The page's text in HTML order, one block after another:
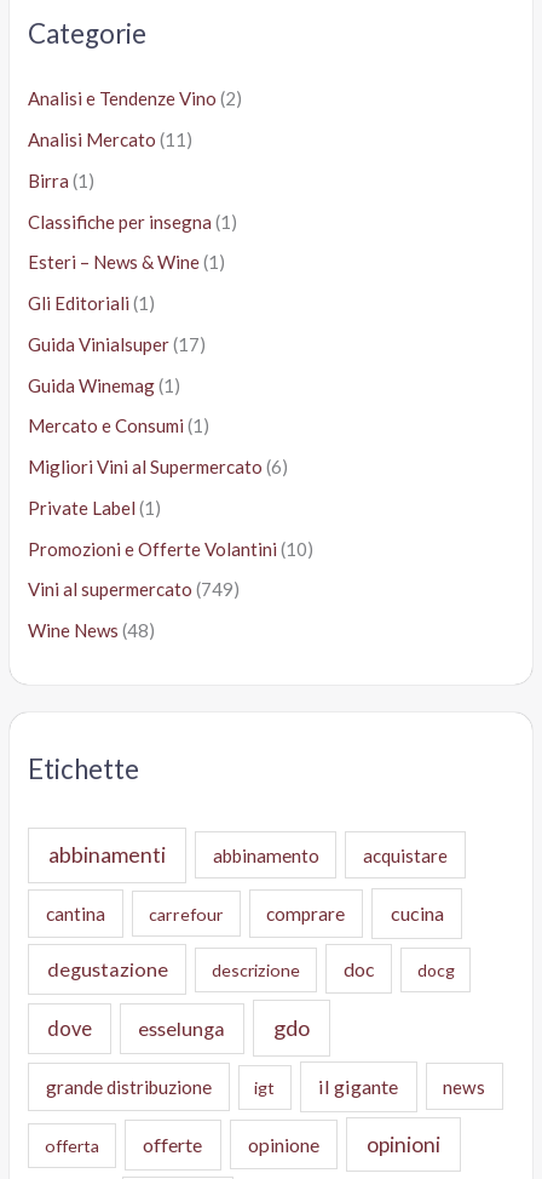
Categorie
Analisi e Tendenze Vino (2)
Analisi Mercato (11)
Birra (1)
Classifiche per insegna (1)
Esteri – News & Wine(1)
Gli Editoriali (1)
Guida Vinialsuper(17)
Guida Winemag(1)
Mercato e Consumi (1)
Migliori Vini al Supermercato (6)
Private Label (1)
Promozioni e Offerte Volantini (10)
Vini al supermercato (749)
Wine News (48)
Etichette
abbinamenti abbinamento acquistare
cantina carrefour comprare cucina
degustazione descrizione doc docg
dove esselunga gdo
grande distribuzione igt il gigante news
offerta offerte opinione opinioni